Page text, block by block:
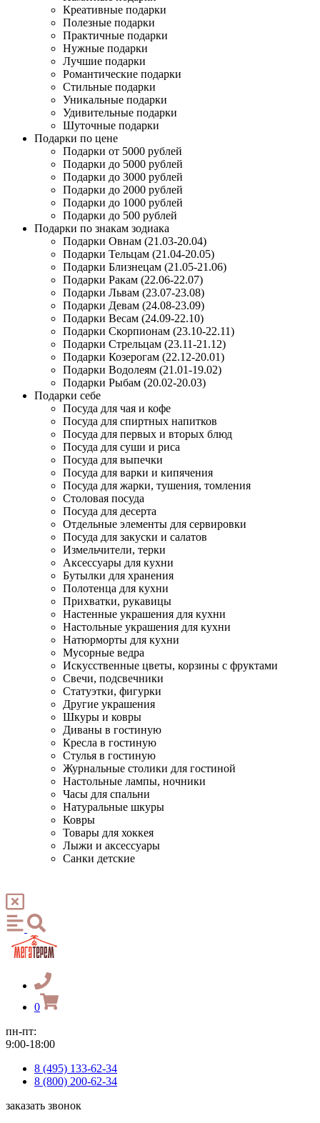
Креативные подарки
Полезные подарки
Практичные подарки
Нужные подарки
Лучшие подарки
Романтические подарки
Стильные подарки
Уникальные подарки
Удивительные подарки
Шуточные подарки
Подарки по цене
Подарки от 5000 рублей
Подарки до 5000 рублей
Подарки до 3000 рублей
Подарки до 2000 рублей
Подарки до 1000 рублей
Подарки до 500 рублей
Подарки по знакам зодиака
Подарки Овнам (21.03-20.04)
Подарки Тельцам (21.04-20.05)
Подарки Близнецам (21.05-21.06)
Подарки Ракам (22.06-22.07)
Подарки Львам (23.07-23.08)
Подарки Девам (24.08-23.09)
Подарки Весам (24.09-22.10)
Подарки Скорпионам (23.10-22.11)
Подарки Стрельцам (23.11-21.12)
Подарки Козерогам (22.12-20.01)
Подарки Водолеям (21.01-19.02)
Подарки Рыбам (20.02-20.03)
Подарки себе
Посуда для чая и кофе
Посуда для спиртных напитков
Посуда для первых и вторых блюд
Посуда для суши и риса
Посуда для выпечки
Посуда для варки и кипячения
Посуда для жарки, тушения, томления
Столовая посуда
Посуда для десерта
Отдельные элементы для сервировки
Посуда для закуски и салатов
Измельчители, терки
Аксессуары для кухни
Бутылки для хранения
Полотенца для кухни
Прихватки, рукавицы
Настенные украшения для кухни
Настольные украшения для кухни
Натюрморты для кухни
Мусорные ведра
Искусственные цветы, корзины с фруктами
Свечи, подсвечники
Статуэтки, фигурки
Другие украшения
Шкуры и ковры
Диваны в гостиную
Кресла в гостиную
Стулья в гостиную
Журнальные столики для гостиной
Настольные лампы, ночники
Часы для спальни
Натуральные шкуры
Ковры
Товары для хоккея
Лыжи и аксессуары
Санки детские
0
пн-пт:
9:00-18:00
8 (495) 133-62-34
8 (800) 200-62-34
заказать звонок